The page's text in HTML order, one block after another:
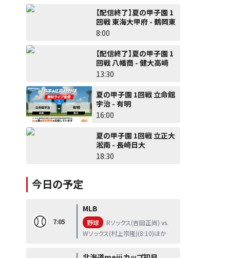
【配信終了】夏の甲子園 1
回戦 東海大甲府 - 鶴岡東
8:00
【配信終了】夏の甲子園 1
回戦 八幡商 - 健大高崎
13:30
夏の甲子園 1回戦 立命館
宇治 - 有明
16:00
夏の甲子園 1回戦 立正大
淞南 - 長崎日大
18:30
今日の予定
7:05
MLB
野球
Rソックス(吉田正尚) vs.
Wソックス(村上宗隆)(8:10)ほか